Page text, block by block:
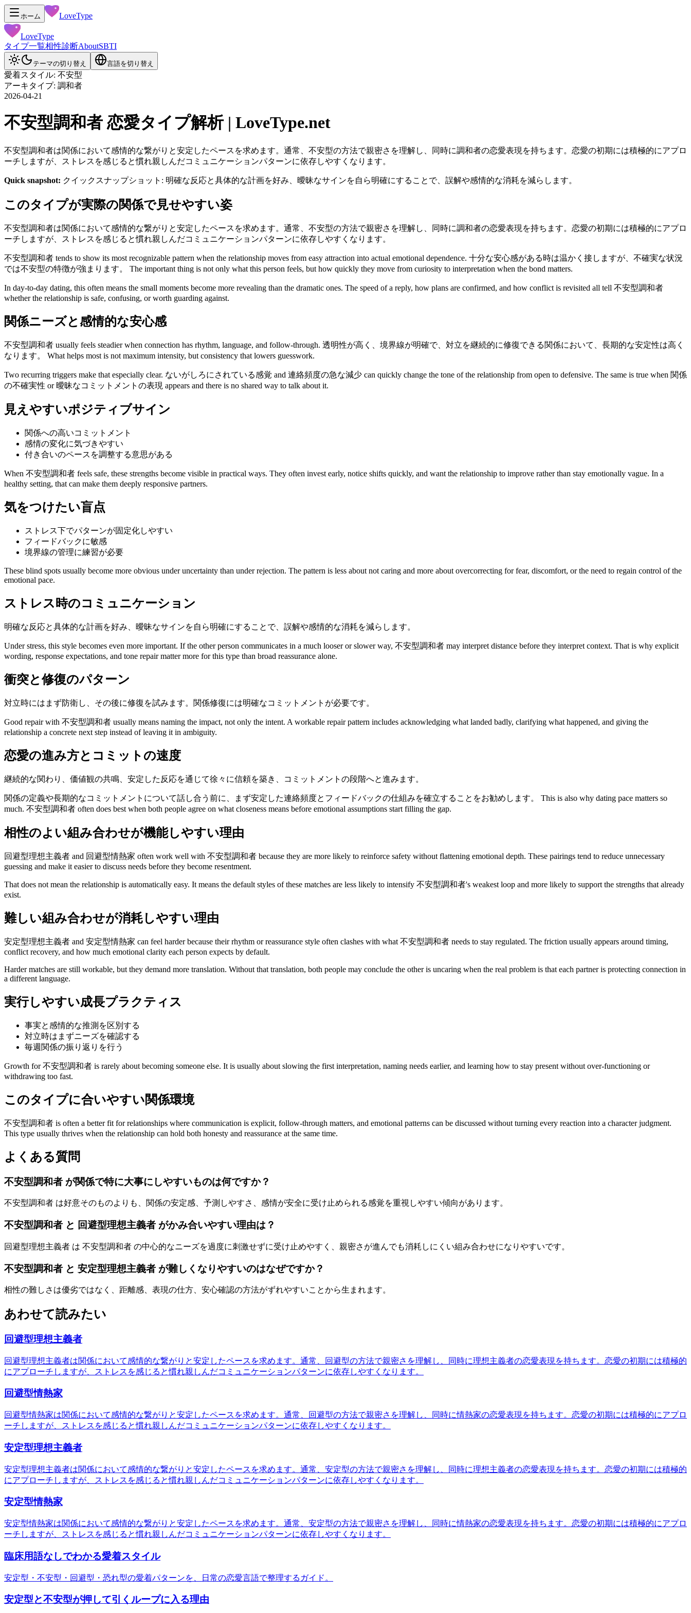
ホーム LoveType
LoveType
タイプ一覧相性診断AboutSBTI
テーマの切り替え 言語を切り替え
愛着スタイル: 不安型
アーキタイプ: 調和者
2026-04-21
不安型調和者 恋愛タイプ解析 | LoveType.net
不安型調和者は関係において感情的な繋がりと安定したペースを求めます。通常、不安型の方法で親密さを理解し、同時に調和者の恋愛表現を持ちます。恋愛の初期には積極的にアプロ
ーチしますが、ストレスを感じると慣れ親しんだコミュニケーションパターンに依存しやすくなります。
Quick snapshot: クイックスナップショット: 明確な反応と具体的な計画を好み、曖昧なサインを自ら明確にすることで、誤解や感情的な消耗を減らします。
このタイプが実際の関係で見せやすい姿
不安型調和者は関係において感情的な繋がりと安定したペースを求めます。通常、不安型の方法で親密さを理解し、同時に調和者の恋愛表現を持ちます。恋愛の初期には積極的にアプロ
ーチしますが、ストレスを感じると慣れ親しんだコミュニケーションパターンに依存しやすくなります。
不安型調和者 tends to show its most recognizable pattern when the relationship moves from easy attraction into actual emotional dependence. 十分な安心感がある時は温かく接しますが、不確実な状況
では不安型の特徴が強まります。 The important thing is not only what this person feels, but how quickly they move from curiosity to interpretation when the bond matters.
In day-to-day dating, this often means the small moments become more revealing than the dramatic ones. The speed of a reply, how plans are confirmed, and how conflict is revisited all tell 不安型調和者
whether the relationship is safe, confusing, or worth guarding against.
関係ニーズと感情的な安心感
不安型調和者 usually feels steadier when connection has rhythm, language, and follow-through. 透明性が高く、境界線が明確で、対立を継続的に修復できる関係において、長期的な安定性は高く
なります。 What helps most is not maximum intensity, but consistency that lowers guesswork.
Two recurring triggers make that especially clear. ないがしろにされている感覚 and 連絡頻度の急な減少 can quickly change the tone of the relationship from open to defensive. The same is true when 関係
の不確実性 or 曖昧なコミットメントの表現 appears and there is no shared way to talk about it.
見えやすいポジティブサイン
関係への高いコミットメント
感情の変化に気づきやすい
付き合いのペースを調整する意思がある
When 不安型調和者 feels safe, these strengths become visible in practical ways. They often invest early, notice shifts quickly, and want the relationship to improve rather than stay emotionally vague. In a
healthy setting, that can make them deeply responsive partners.
気をつけたい盲点
ストレス下でパターンが固定化しやすい
フィードバックに敏感
境界線の管理に練習が必要
These blind spots usually become more obvious under uncertainty than under rejection. The pattern is less about not caring and more about overcorrecting for fear, discomfort, or the need to regain control of the
emotional pace.
ストレス時のコミュニケーション
明確な反応と具体的な計画を好み、曖昧なサインを自ら明確にすることで、誤解や感情的な消耗を減らします。
Under stress, this style becomes even more important. If the other person communicates in a much looser or slower way, 不安型調和者 may interpret distance before they interpret context. That is why explicit
wording, response expectations, and tone repair matter more for this type than broad reassurance alone.
衝突と修復のパターン
対立時にはまず防衛し、その後に修復を試みます。関係修復には明確なコミットメントが必要です。
Good repair with 不安型調和者 usually means naming the impact, not only the intent. A workable repair pattern includes acknowledging what landed badly, clarifying what happened, and giving the
relationship a concrete next step instead of leaving it in ambiguity.
恋愛の進み方とコミットの速度
継続的な関わり、価値観の共鳴、安定した反応を通じて徐々に信頼を築き、コミットメントの段階へと進みます。
関係の定義や長期的なコミットメントについて話し合う前に、まず安定した連絡頻度とフィードバックの仕組みを確立することをお勧めします。 This is also why dating pace matters so
much. 不安型調和者 often does best when both people agree on what closeness means before emotional assumptions start filling the gap.
相性のよい組み合わせが機能しやすい理由
回避型理想主義者 and 回避型情熱家 often work well with 不安型調和者 because they are more likely to reinforce safety without flattening emotional depth. These pairings tend to reduce unnecessary
guessing and make it easier to discuss needs before they become resentment.
That does not mean the relationship is automatically easy. It means the default styles of these matches are less likely to intensify 不安型調和者's weakest loop and more likely to support the strengths that already
exist.
難しい組み合わせが消耗しやすい理由
安定型理想主義者 and 安定型情熱家 can feel harder because their rhythm or reassurance style often clashes with what 不安型調和者 needs to stay regulated. The friction usually appears around timing,
conflict recovery, and how much emotional clarity each person expects by default.
Harder matches are still workable, but they demand more translation. Without that translation, both people may conclude the other is uncaring when the real problem is that each partner is protecting connection in
a different language.
実行しやすい成長プラクティス
事実と感情的な推測を区別する
対立時はまずニーズを確認する
毎週関係の振り返りを行う
Growth for 不安型調和者 is rarely about becoming someone else. It is usually about slowing the first interpretation, naming needs earlier, and learning how to stay present without over-functioning or
withdrawing too fast.
このタイプに合いやすい関係環境
不安型調和者 is often a better fit for relationships where communication is explicit, follow-through matters, and emotional patterns can be discussed without turning every reaction into a character judgment.
This type usually thrives when the relationship can hold both honesty and reassurance at the same time.
よくある質問
不安型調和者 が関係で特に大事にしやすいものは何ですか？
不安型調和者 は好意そのものよりも、関係の安定感、予測しやすさ、感情が安全に受け止められる感覚を重視しやすい傾向があります。
不安型調和者 と 回避型理想主義者 がかみ合いやすい理由は？
回避型理想主義者 は 不安型調和者 の中心的なニーズを過度に刺激せずに受け止めやすく、親密さが進んでも消耗しにくい組み合わせになりやすいです。
不安型調和者 と 安定型理想主義者 が難しくなりやすいのはなぜですか？
相性の難しさは優劣ではなく、距離感、表現の仕方、安心確認の方法がずれやすいことから生まれます。
あわせて読みたい
回避型理想主義者
回避型理想主義者は関係において感情的な繋がりと安定したペースを求めます。通常、回避型の方法で親密さを理解し、同時に理想主義者の恋愛表現を持ちます。恋愛の初期には積極的
にアプローチしますが、ストレスを感じると慣れ親しんだコミュニケーションパターンに依存しやすくなります。
回避型情熱家
回避型情熱家は関係において感情的な繋がりと安定したペースを求めます。通常、回避型の方法で親密さを理解し、同時に情熱家の恋愛表現を持ちます。恋愛の初期には積極的にアプロ
ーチしますが、ストレスを感じると慣れ親しんだコミュニケーションパターンに依存しやすくなります。
安定型理想主義者
安定型理想主義者は関係において感情的な繋がりと安定したペースを求めます。通常、安定型の方法で親密さを理解し、同時に理想主義者の恋愛表現を持ちます。恋愛の初期には積極的
にアプローチしますが、ストレスを感じると慣れ親しんだコミュニケーションパターンに依存しやすくなります。
安定型情熱家
安定型情熱家は関係において感情的な繋がりと安定したペースを求めます。通常、安定型の方法で親密さを理解し、同時に情熱家の恋愛表現を持ちます。恋愛の初期には積極的にアプロ
ーチしますが、ストレスを感じると慣れ親しんだコミュニケーションパターンに依存しやすくなります。
臨床用語なしでわかる愛着スタイル
安定型・不安型・回避型・恐れ型の愛着パターンを、日常の恋愛言語で整理するガイド。
安定型と不安型が押して引くループに入る理由